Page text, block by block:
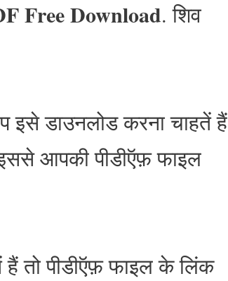
Free Download. शिव
इसे डाउनलोड करना चाहतें हैं
आपकी पीडीऍफ़ फाइल
तो पीडीऍफ़ फाइल के लिंक